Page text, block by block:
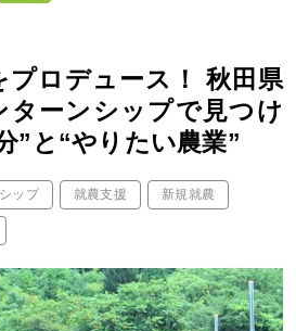
プロデュース！ 秋田県
ターンシップで見つけ
”と“やりたい農業”
ップ 就農支援 新規就農